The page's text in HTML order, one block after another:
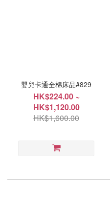
嬰兒卡通全棉床品#829
HK$224.00 ~
HK$1,120.00
HK$1,600.00